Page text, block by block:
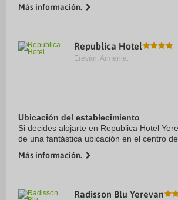
de la República y Fuente ...
Más información.
Republica Hotel
Ereván, Armenia.
Ubicación del establecimiento
Si decides alojarte en Republica Hotel
de una fantástica ubicación en el centro de
Cantante. Además, este hotel se ...
Más información.
Radisson Blu Yerevan